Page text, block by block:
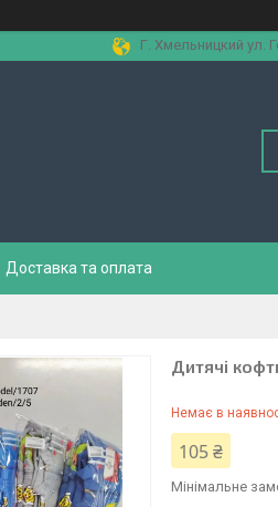
Г. Хмельницкий ул.
Доставка та оплата
Дитячі
Немає в
105 ₴
Мінімальне